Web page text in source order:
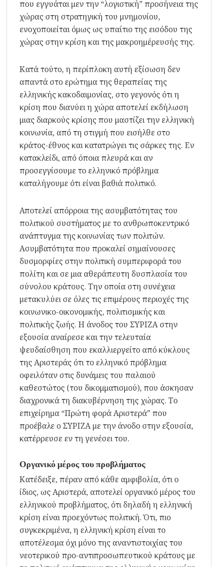
που εγγυάται μεν την “λογιστική” προσήνεια της
χώρας στη στρατηγική του μνημονίου,
ενοχοποιείται όμως ως υπαίτιο της εισόδου της
χώρας στην κρίση και της μακροημέρευσής της.
Κατά τούτο, η περίπλοκη αυτή εξίσωση δεν
απαντά στο ερώτημα της θεραπείας της
ελληνικής κακοδαιμονίας, στο γεγονός ότι η
κρίση που διανύει η χώρα αποτελεί εκδήλωση
μιας διαρκούς κρίσης που μαστίζει την ελληνική
κοινωνία, από τη στιγμή που εισήλθε στο
κράτος-έθνος και κατατρώγει τις σάρκες της. Εν
κατακλείδι, από όποια πλευρά και αν
προσεγγίσουμε το ελληνικό πρόβλημα
καταλήγουμε ότι είναι βαθιά πολιτικό.
Αποτελεί απόρροια της ασυμβατότητας του
πολιτικού συστήματος με το ανθρωποκεντρικό
ανάπτυγμα της κοινωνίας των πολιτών.
Ασυμβατότητα που προκαλεί σημαίνουσες
δυσμορφίες στην πολιτική συμπεριφορά του
πολίτη και σε μια αθεράπευτη δυσπλασία του
σύνολου κράτους. Την οποία στη συνέχεια
μετακυλύει σε όλες τις επιμέρους περιοχές της
κοινωνικο-οικονομικής, πολιτισμικής και
πολιτικής ζωής. Η άνοδος του ΣΥΡΙΖΑ στην
εξουσία αναίρεσε και την τελευταία
ψευδαίσθηση που εκαλλιεργείτο από κύκλους
της Αριστεράς ότι το ελληνικό πρόβλημα
οφειλόταν στις δυνάμεις του παλαιού
καθεστώτος (του δικομματισμού), που άσκησαν
διαχρονικά τη διακυβέρνηση της χώρας. Το
επιχείρημα “Πρώτη φορά Αριστερά” που
προέβαλε ο ΣΥΡΙΖΑ με την άνοδο στην εξουσία,
κατέρρευσε εν τη γενέσει του.
Οργανικό μέρος του προβλήματος
Κατέδειξε, πέραν από κάθε αμφιβολία, ότι ο
ίδιος, ως Αριστερά, αποτελεί οργανικό μέρος του
ελληνικού προβλήματος, ότι δηλαδή η ελληνική
κρίση είναι προεχόντως πολιτική. Ότι, πιο
συγκεκριμένα, η ελληνική κρίση είναι το
αποτέλεσμα όχι μόνο της αναντιστοιχίας του
νεοτερικού προ-αντιπροσωπευτικού κράτους με